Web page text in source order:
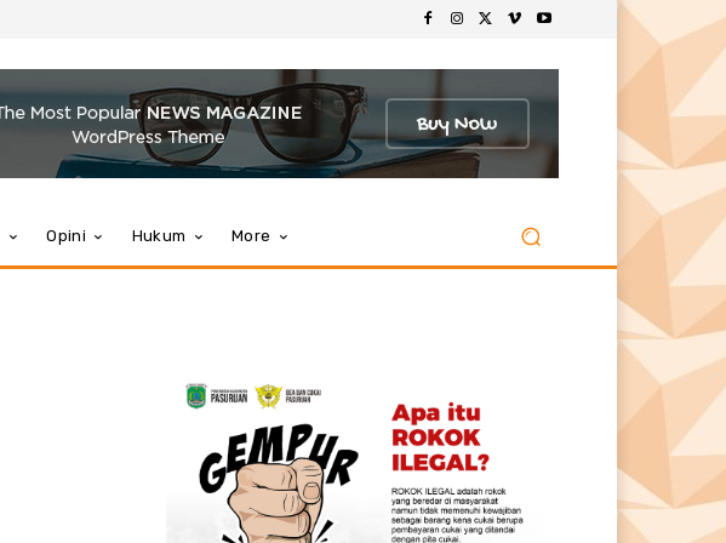
Opini Hukum More